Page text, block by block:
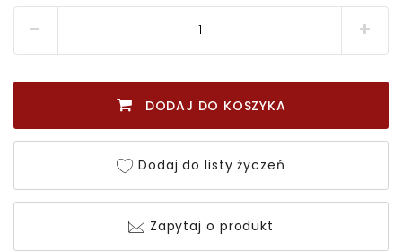
DODAJ DO KOSZYKA
Dodaj do listy życzeń
Zapytaj o produkt